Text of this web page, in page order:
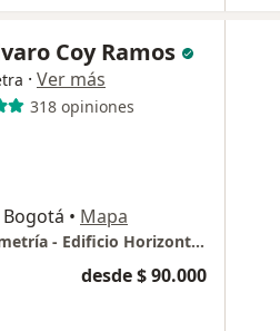
Coy Ramos
· Ver más
318 opiniones
Bogotá • Mapa
Consulta Privada de Optometría - Edificio Horizonte Health Resources Consultorio 509
desde $ 90.000